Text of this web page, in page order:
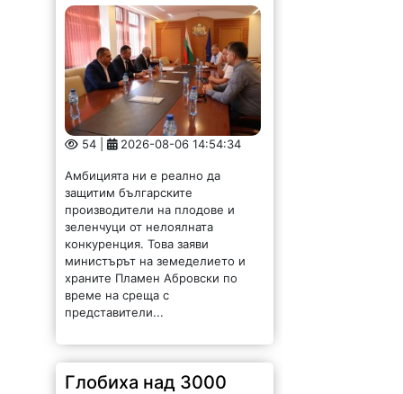
54 | 2026-08-06 14:54:34
Амбицията ни е реално да
защитим българските
производители на плодове и
зеленчуци от нелоялната
конкуренция. Това заяви
министърът на земеделието и
храните Пламен Абровски по
време на среща с
представители...
Глобиха над 3000